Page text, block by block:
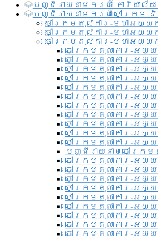
បញ្ជី​រាយ​នាមករណ៍ ការិយាល័យ​ម
បញ្ជី​រាយ​នាមករណ៍​ចៅក្រម និង
ចៅក្រមតុលាការ-មហាអយ្
ចៅក្រមតុលាការ-មហាអយ្
ចៅក្រមតុលាការ-មហាអយ្
ចៅក្រមតុលាការ-អយ្
ចៅក្រមតុលាការ-អយ្
ចៅក្រមតុលាការ-អយ្
ចៅក្រមតុលាការ-អយ្
ចៅក្រមតុលាការ-អយ្
ចៅក្រមតុលាការ-អយ្យ
ចៅក្រមតុលាការ-អយ្
ចៅក្រមតុលាការ-អយ្
ចៅក្រមតុលាការ-អយ្
ចៅក្រមតុលាការ-អយ្យ
ចៅក្រមតុលាការ-អយ្
បញ្ជីរាយនាមចៅក្រ
ចៅក្រមតុលាការ-អយ្យ
ចៅក្រមតុលាការ-អយ្យ
ចៅក្រមតុលាការ-អយ្យ
ចៅក្រមតុលាការ-អយ្យ
ចៅក្រមតុលាការ-អយ្
ចៅក្រមតុលាការ-អយ្យ
ចៅក្រមតុលាការ-អយ្
ចៅក្រមតុលាការ-អ
ចៅក្រមតុលាការ-អយ្យ